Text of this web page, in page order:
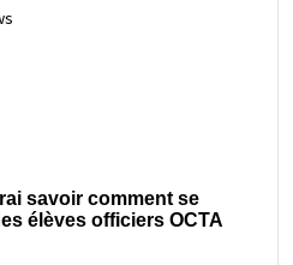
savoir comment se
élèves officiers OCTA